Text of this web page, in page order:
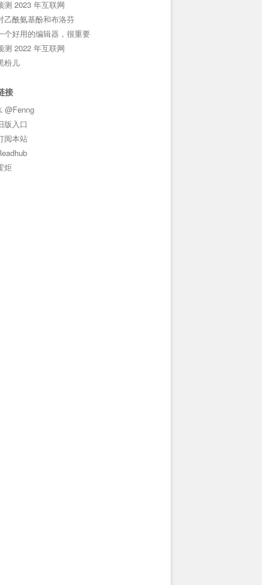
测 2023 年互联网
乙酰氨基酚和布洛芬
个好用的编辑器，很重要
测 2022 年互联网
粉儿
接
@Fenng
版入口
阅本站
炬